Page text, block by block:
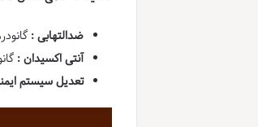
ضدالتهابی :
آنتی اکسیدان :
تعدیل سیستم